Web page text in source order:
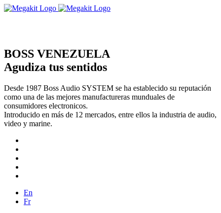
BOSS VENEZUELA
Agudiza tus sentidos
Desde 1987 Boss Audio SYSTEM se ha establecido su reputación
como una de las mejores manufactureras munduales de
consumidores electronicos.
Introducido en más de 12 mercados, entre ellos la industria de audio,
video y marine.
En
Fr